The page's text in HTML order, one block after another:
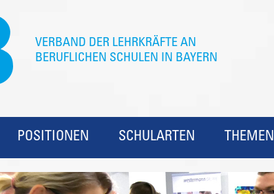
POSITIONEN SCHULARTEN THEMEN